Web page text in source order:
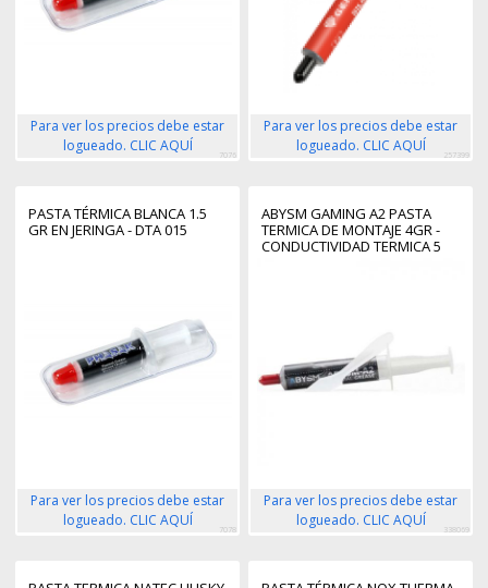
Para ver los precios debe estar
logueado. CLIC AQUÍ
7076
Para ver los precios debe estar
logueado. CLIC AQUÍ
257399
PASTA TÉRMICA BLANCA 1.5
GR EN JERINGA - DTA 015
Para ver los precios debe estar
logueado. CLIC AQUÍ
7078
ABYSM GAMING A2 PASTA
TERMICA DE MONTAJE 4GR -
CONDUCTIVIDAD TERMICA 5
Para ver los precios debe estar
logueado. CLIC AQUÍ
338069